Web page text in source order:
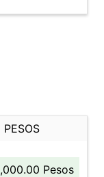
Pesos